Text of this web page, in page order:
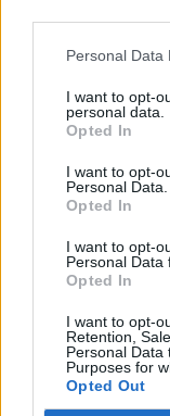
Personal Data
I want to opt-
personal data.
Opted In
I want to opt-
Personal Data.
Opted In
I want to opt-
Personal Data
Opted In
I want to opt-
Retention,
Personal Data
Purposes for
Opted Out
KEDVES
A keresett cikk
tartozik,
Az előfizetés a
Portfolio.hu
Kötéslisták:
kötéslistái
MÁR